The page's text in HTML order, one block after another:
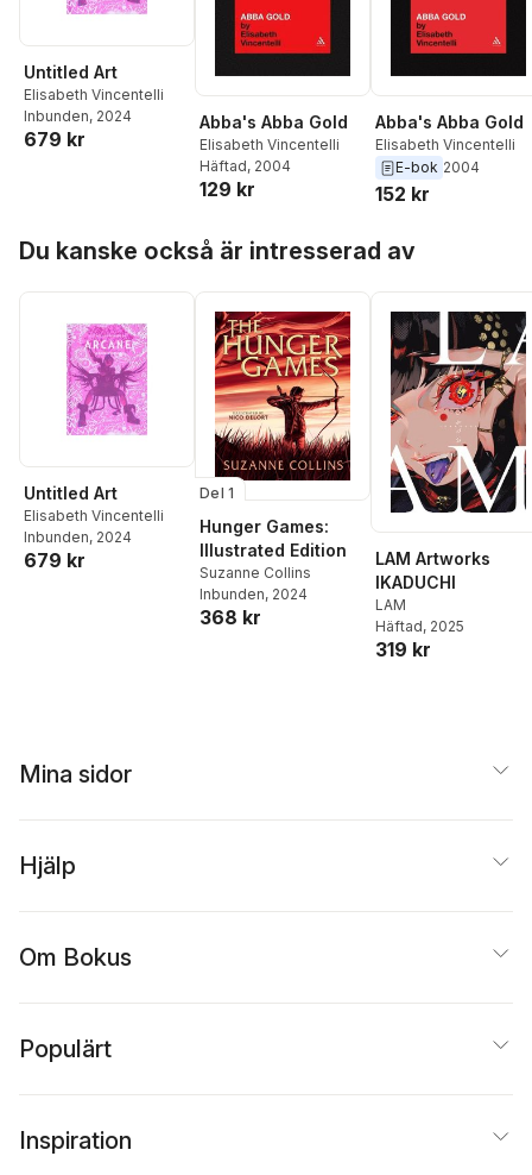
Untitled Art
Elisabeth Vincentelli
Inbunden, 2024
679 kr
Abba's Abba Gold
Elisabeth Vincentelli
Häftad, 2004
129 kr
Abba's Abba Gold
Elisabeth Vincentelli
E-bok 2004
152 kr
Du kanske också är intresserad av
Untitled Art
Elisabeth Vincentelli
Inbunden, 2024
679 kr
Del 1
Hunger Games:
Illustrated Edition
Suzanne Collins
Inbunden, 2024
368 kr
LAM Artworks
IKADUCHI
LAM
Häftad, 2025
319 kr
Mina sidor
Hjälp
Om Bokus
Populärt
Inspiration